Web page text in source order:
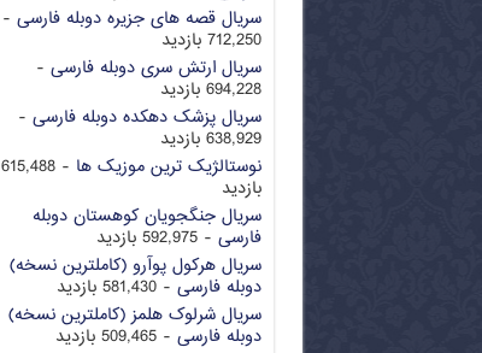
سریال قصه های جزیره دوبله فارسی -
712,250 بازدید
سریال ارتش سری دوبله فارسی -
694,228 بازدید
سریال پزشک دهکده دوبله فارسی -
638,929 بازدید
نوستالژیک ترین موزیک ها
- 615,488
بازدید
سریال جنگجویان کوهستان دوبله
فارسی - 592,975 بازدید
سریال هرکول پوآرو (کاملترین نسخه)
دوبله فارسی - 581,430 بازدید
سریال شرلوک هلمز (کاملترین نسخه)
دوبله فارسی - 509,465 بازدید